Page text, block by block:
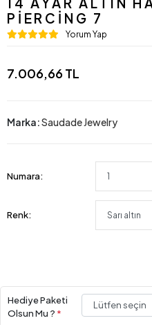
PIERCING 7
Yorum Yap
7.006,66 TL
Marka:Saudade Jewelry
Numara:
Renk:
Hediye Paketi
Olsun Mu ? *